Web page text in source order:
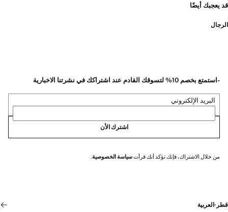
قد يعجبك أيضًا
الرجال
-استمتع بخصم 10% لتسوقك القادم عند اشتراكك في نشرتنا الاخبارية
البريد الإلكتروني
اشترك الأن
من خلال الاشتراك، فإنك تؤكد أنك قرأتسياسة الخصوصية.
قطر ·العربية